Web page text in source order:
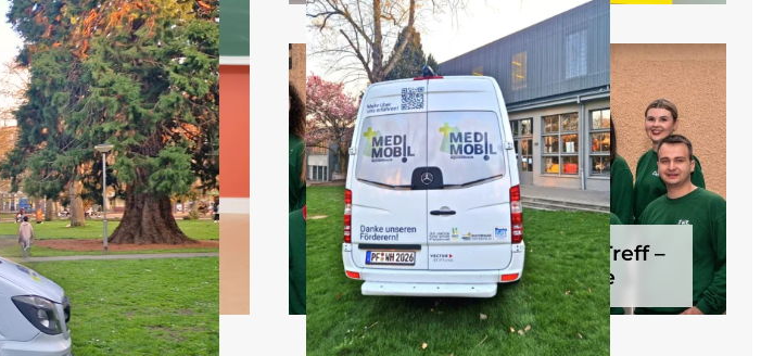
ShareZukunft und ShareTreff –
ein Miteinanderort für alle